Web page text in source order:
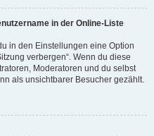
in der Online-Liste
in den Einstellungen eine Option
verbergen“. Wenn du diese
Moderatoren und du selbst
als unsichtbarer Besucher gezählt.